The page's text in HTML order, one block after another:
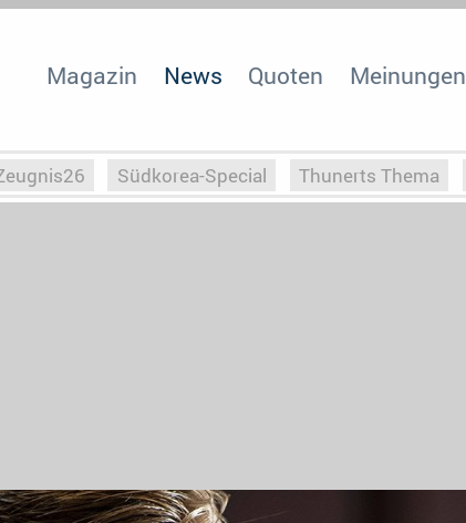
Magazin News Quoten Meinungen
Südkorea-Special Thunerts Thema